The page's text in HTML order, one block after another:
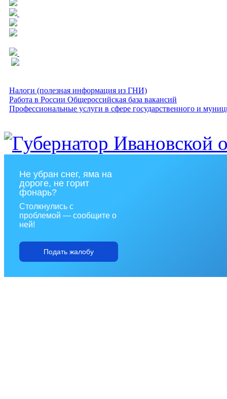
Налоги (полезная информация из ГНИ)
Работа в России Общероссийская база вакансий
Профессиональные услуги в сфере государственного и
Не убран снег, яма на
дороге, не горит
фонарь?
Столкнулись с
проблемой — сообщите о
ней!
Подать жалобу